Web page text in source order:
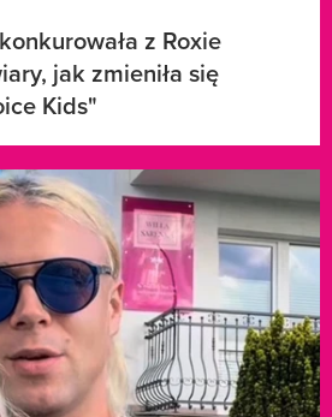
z Roxie
jak zmieniła się
Kids"